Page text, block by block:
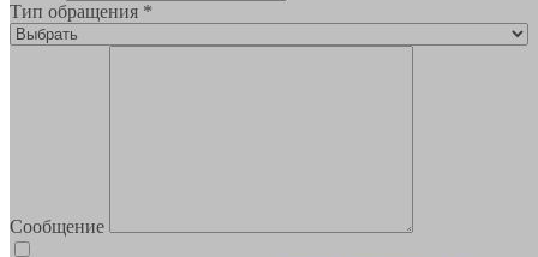
Тип обращения *
Сообщение